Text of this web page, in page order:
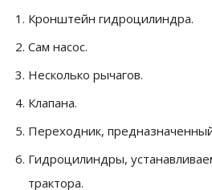
Кронштейн гидроцилиндра.
Сам насос.
Несколько рычагов.
Клапана.
Переходник,
Гидроцилиндры,
трактора.